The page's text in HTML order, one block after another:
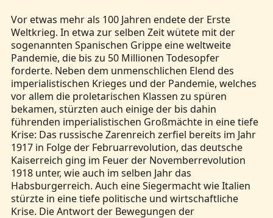
Vor etwas mehr als 100 Jahren endete der Erste
Weltkrieg. In etwa zur selben Zeit wütete mit der
sogenannten Spanischen Grippe eine weltweite
Pandemie, die bis zu 50 Millionen Todesopfer
forderte. Neben dem unmenschlichen Elend des
imperialistischen Krieges und der Pandemie, welches
vor allem die proletarischen Klassen zu spüren
bekamen, stürzten auch einige der bis dahin
führenden imperialistischen Großmächte in eine tiefe
Krise: Das russische Zarenreich zerfiel bereits im Jahr
1917 in Folge der Februarrevolution, das deutsche
Kaiserreich ging im Feuer der Novemberrevolution
1918 unter, wie auch im selben Jahr das
Habsburgerreich. Auch eine Siegermacht wie Italien
stürzte in eine tiefe politische und wirtschaftliche
Krise. Die Antwort der Bewegungen der